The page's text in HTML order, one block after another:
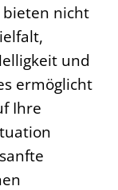
bieten nicht
und
ermöglicht
Ihre